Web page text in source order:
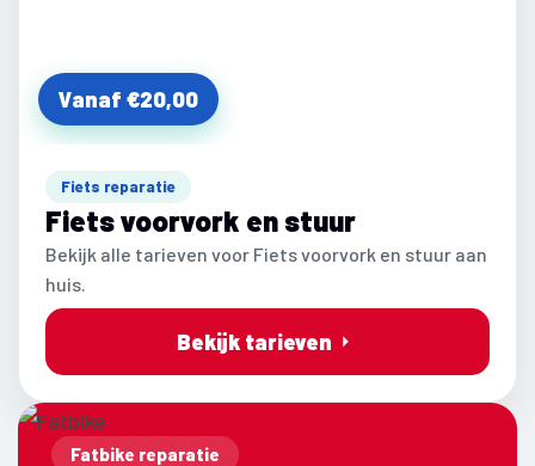
Vanaf €20,00
Fiets reparatie
Fiets voorvork en stuur
Bekijk alle tarieven voor Fiets voorvork en stuur aan
huis.
Bekijk tarieven
Fatbike reparatie